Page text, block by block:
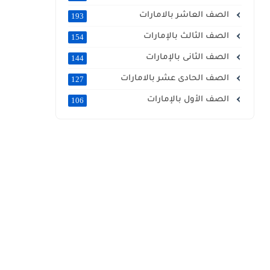
الصف العاشر بالامارات 193
الصف الثالث بالإمارات 154
الصف الثانى بالإمارات 144
الصف الحادى عشر بالامارات 127
الصف الأول بالإمارات 106